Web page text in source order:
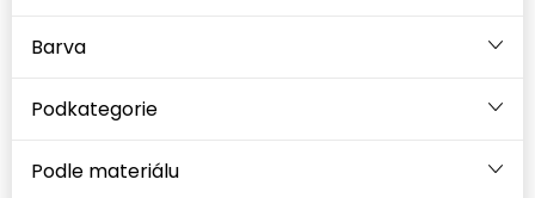
Barva
Podkategorie
Podle materiálu